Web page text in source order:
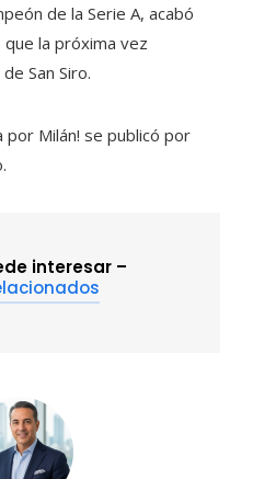
de la Serie A, acabó
la próxima vez
San Siro.
por Milán! se publicó por
interesar –